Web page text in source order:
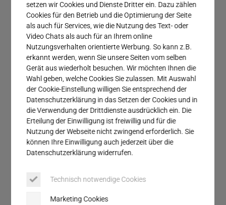
setzen wir Cookies und Dienste Dritter ein. Dazu zählen
Cookies für den Betrieb und die Optimierung der Seite
als auch für Services, wie die Nutzung des Text- oder
Video Chats als auch für an Ihrem online
Nutzungsverhalten orientierte Werbung. So kann z.B.
erkannt werden, wenn Sie unsere Seiten vom selben
Gerät aus wiederholt besuchen. Wir möchten Ihnen die
Wahl geben, welche Cookies Sie zulassen. Mit Auswahl
der Cookie-Einstellung willigen Sie entsprechend der
Datenschutzerklärung in das Setzen der Cookies und in
die Verwendung der Drittdienste ausdrücklich ein. Die
Erteilung der Einwilligung ist freiwillig und für die
Nutzung der Webseite nicht zwingend erforderlich. Sie
können Ihre Einwilligung auch jederzeit über die
Datenschutzerklärung widerrufen.
Technisch notwendige Cookies
Marketing Cookies
NEWS
Gemeinsames Zeichen für Innovation
KI, Cybersecurity, Automatisierung: Die Ultrasonic TECH
DAYS von Herrmann Ultraschall am 24. und 25. Juni
fokussierten sich auf zentrale Herausforderungen
Fachleute aus Industrie und Forschung konkrete
FutureLabs gemeinsam erarbeitet wurden.